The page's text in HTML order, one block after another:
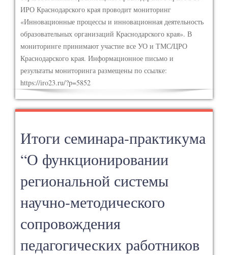
ИРО Краснодарского края проводит мониторинг
«Инновационные процессы и инновационная деятельность
образовательных организаций Краснодарского края». В
мониторинге принимают участие все УО и ТМС/ЦРО
Краснодарского края. Информационное письмо и
результаты мониторинга размещены по ссылке:
https://iro23.ru/?p=5852
Итоги семинара-практикума
“О функционировании
региональной системы
научно-методического
сопровождения
педагогических работников